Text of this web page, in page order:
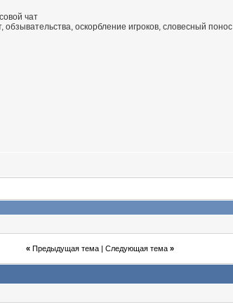
чат
обзывательства, оскорбление игроков, словесный понос
« Предыдущая тема| Следующая тема »